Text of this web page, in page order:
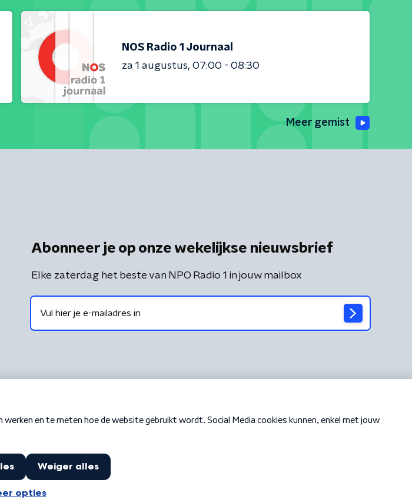
NOS Radio 1 Journaal
za 1 augustus 07:00 - 08:30
Meer gemist
Abonneer je op onze wekelijkse nieuwsbrief
Elke zaterdag het beste van NPO Radio 1 in jouw mailbox